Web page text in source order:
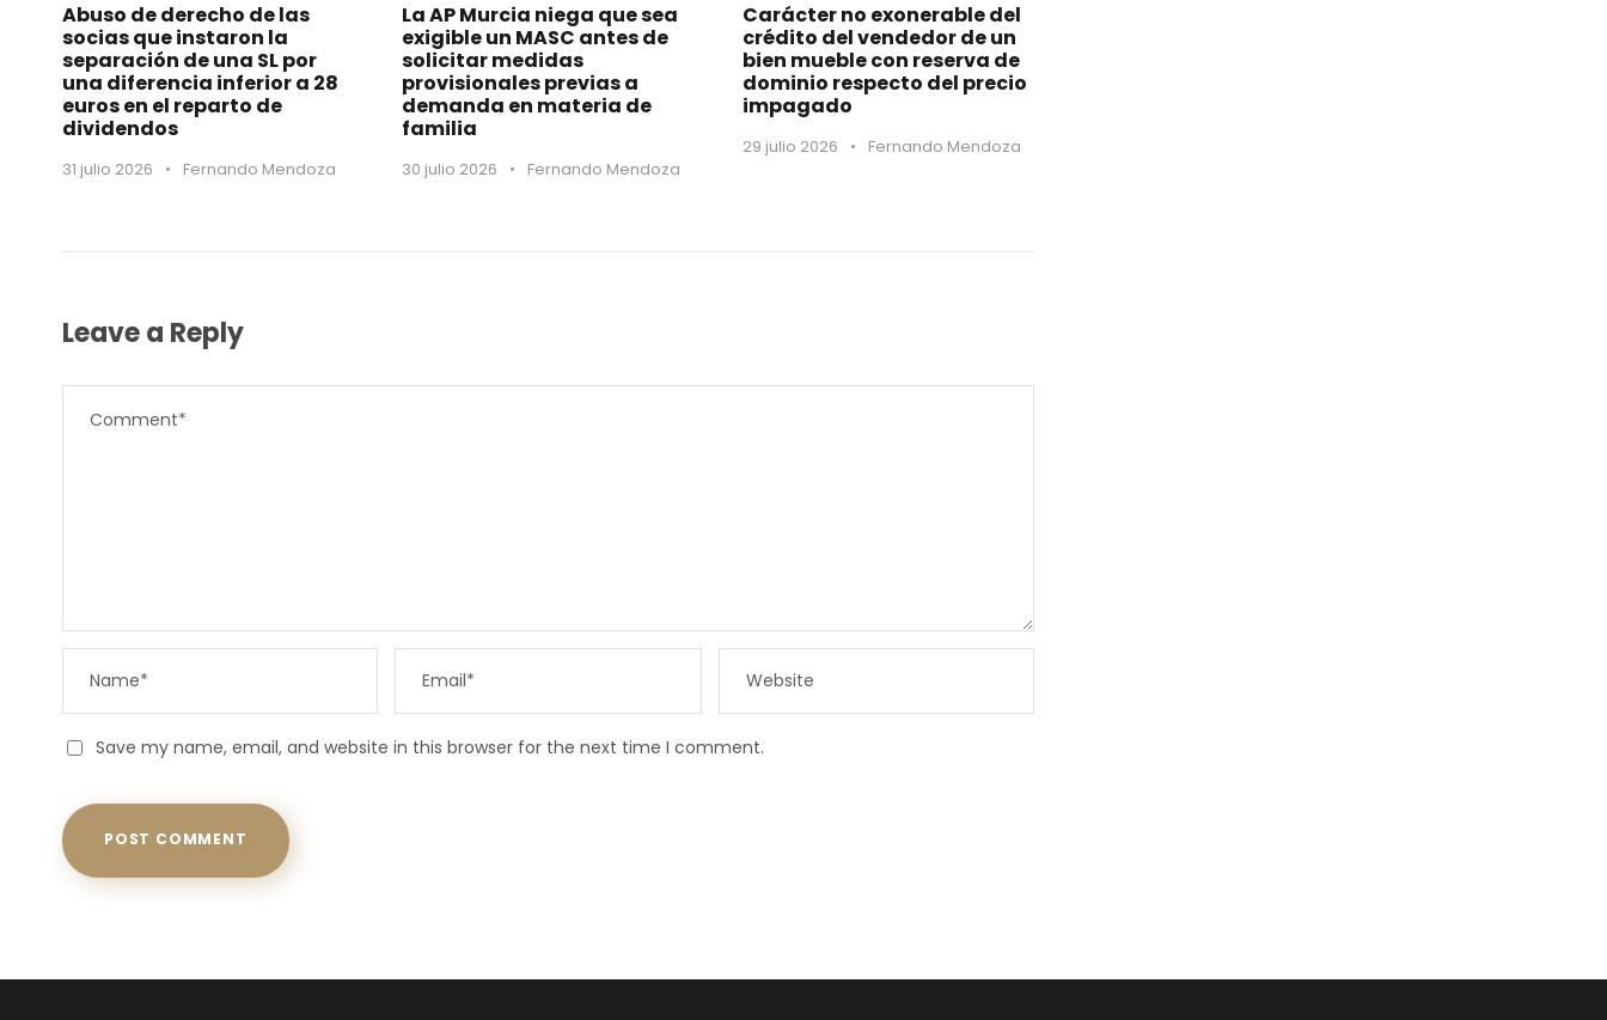
Abuso de derecho de las
socias que instaron la
separación de una SL por
una diferencia inferior a 28
euros en el reparto de
dividendos
31 julio 2026 • Fernando Mendoza
La AP Murcia niega que sea
exigible un MASC antes de
solicitar medidas
provisionales previas a
demanda en materia de
familia
30 julio 2026 • Fernando Mendoza
Carácter no exonerable del
crédito del vendedor de un
bien mueble con reserva de
dominio respecto del precio
impagado
29 julio 2026 • Fernando Mendoza
Leave a Reply
Save my name, email, and website in this browser for the next time I comment.